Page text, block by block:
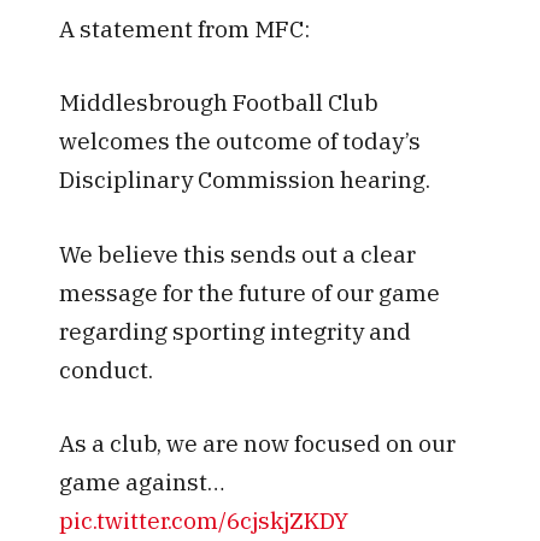
A statement from MFC:
Middlesbrough Football Club
welcomes the outcome of today’s
Disciplinary Commission hearing.
We believe this sends out a clear
message for the future of our game
regarding sporting integrity and
conduct.
As a club, we are now focused on our
game against…
pic.twitter.com/6cjskjZKDY